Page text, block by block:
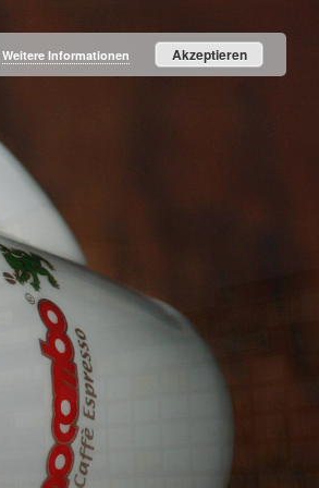
Weitere Informationen Akzeptieren